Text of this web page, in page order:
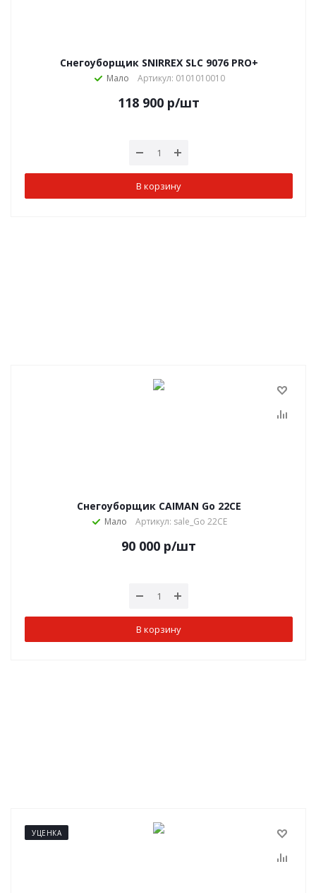
Снегоуборщик SNIRREX SLC 9076 PRO+
Мало Артикул: 0101010010
118 900 р/шт
В корзину
Снегоуборщик CAIMAN Go 22CE
Мало Артикул: sale_Go 22CE
90 000 р/шт
В корзину
УЦЕНКА